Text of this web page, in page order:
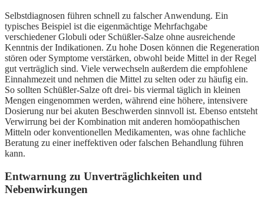
Selbstdiagnosen führen schnell zu falscher Anwendung. Ein
typisches Beispiel ist die eigenmächtige Mehrfachgabe
verschiedener Globuli oder Schüßler-Salze ohne ausreichende
Kenntnis der Indikationen. Zu hohe Dosen können die Regeneration
stören oder Symptome verstärken, obwohl beide Mittel in der Regel
gut verträglich sind. Viele verwechseln außerdem die empfohlene
Einnahmezeit und nehmen die Mittel zu selten oder zu häufig ein.
So sollten Schüßler-Salze oft drei- bis viermal täglich in kleinen
Mengen eingenommen werden, während eine höhere, intensivere
Dosierung nur bei akuten Beschwerden sinnvoll ist. Ebenso entsteht
Verwirrung bei der Kombination mit anderen homöopathischen
Mitteln oder konventionellen Medikamenten, was ohne fachliche
Beratung zu einer ineffektiven oder falschen Behandlung führen
kann.
Entwarnung zu Unverträglichkeiten und
Nebenwirkungen